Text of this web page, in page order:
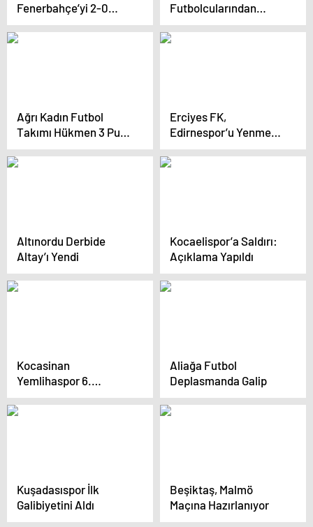
Fenerbahçe’yi 2-0
Mağlup Ederek 6.
Galibiyetini Aldı
Futbolcularından
İnsani Çağrı
Ağrı Kadın Futbol
Takımı Hükmen 3 Puan
Aldı
Erciyes FK,
Edirnespor’u Yenmek
İstiyor
Altınordu Derbide
Altay’ı Yendi
Kocaelispor’a Saldırı:
Açıklama Yapıldı
Kocasinan
Yemlihaspor 6.
Maçında Zafer Elde Etti
Aliağa Futbol
Deplasmanda Galip
Kuşadasıspor İlk
Galibiyetini Aldı
Beşiktaş, Malmö
Maçına Hazırlanıyor